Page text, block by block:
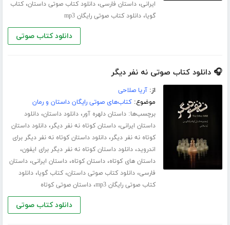
ایرانی،داستان فارسی،دانلود کتاب صوتی داستان،کتاب
گویا،دانلود کتاب صوتی رایگان mp3
دانلود کتاب صوتی
🎧 دانلود کتاب صوتی نه نفر دیگر
از:آریا صلاحی
موضوع:کتاب‌های صوتی رایگان داستان و رمان
برچسب‌ها:داستان دلهره آور،دانلود داستان،دانلود
داستان ایرانی،داستان کوتاه نه نفر دیگر،دانلود داستان
کوتاه نه نفر دیگر،دانلود داستان کوتاه نه نفر دیگر برای
اندروید،دانلود داستان کوتاه نه نفر دیگر برای ایفون،
داستان های کوتاه،داستان کوتاه،داستان ایرانی،داستان
فارسی،دانلود کتاب صوتی داستان،کتاب گویا،دانلود
کتاب صوتی رایگان mp3
،داستان صوتی کوتاه
دانلود کتاب صوتی